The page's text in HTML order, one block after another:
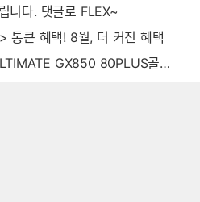
니다. 댓글로 FLEX~
통큰 혜택! 8월, 더 커진 혜택
80PLUS골드 풀모듈러 ATX3.0 블랙